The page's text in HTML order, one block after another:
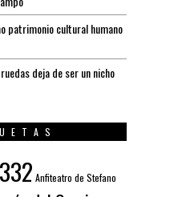
patrimonio cultural humano
deja de ser un nicho
332 Anfiteatro de Stefano